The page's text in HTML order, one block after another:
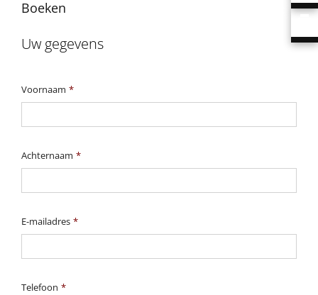
Boeken
Uw gegevens
Voornaam *
Achternaam *
E-mailadres *
Telefoon *